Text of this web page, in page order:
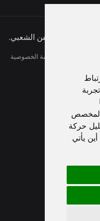
المخصص
حركة
يأتي
سياسة الخصوصية